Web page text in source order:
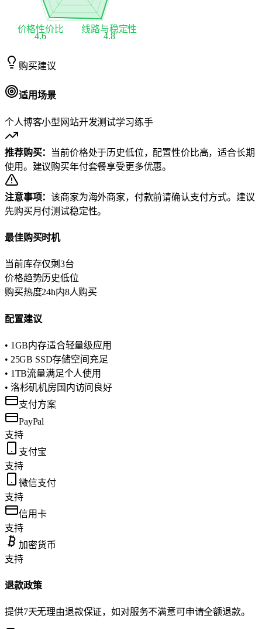
线路与稳定性
4.8
价格性价比
4.6
购买建议
适用场景
个人博客小型网站开发测试学习练手
推荐购买：
当前价格处于历史低位，配置性价比高，适合长期
使用。建议购买年付套餐享受更多优惠。
注意事项：该商家为海外商家，付款前请确认支付方式。建议
先购买月付测试稳定性。
最佳购买时机
当前库存仅剩3台
价格趋势历史低位
购买热度24h内8人购买
配置建议
• 1GB内存适合轻量级应用
• 25GB SSD存储空间充足
• 1TB流量满足个人使用
• 洛杉矶机房国内访问良好
支付方案
PayPal
支持
支付宝
支持
微信支付
支持
信用卡
支持
加密货币
支持
退款政策
提供7天无理由退款保证，如对服务不满意可申请全额退款。